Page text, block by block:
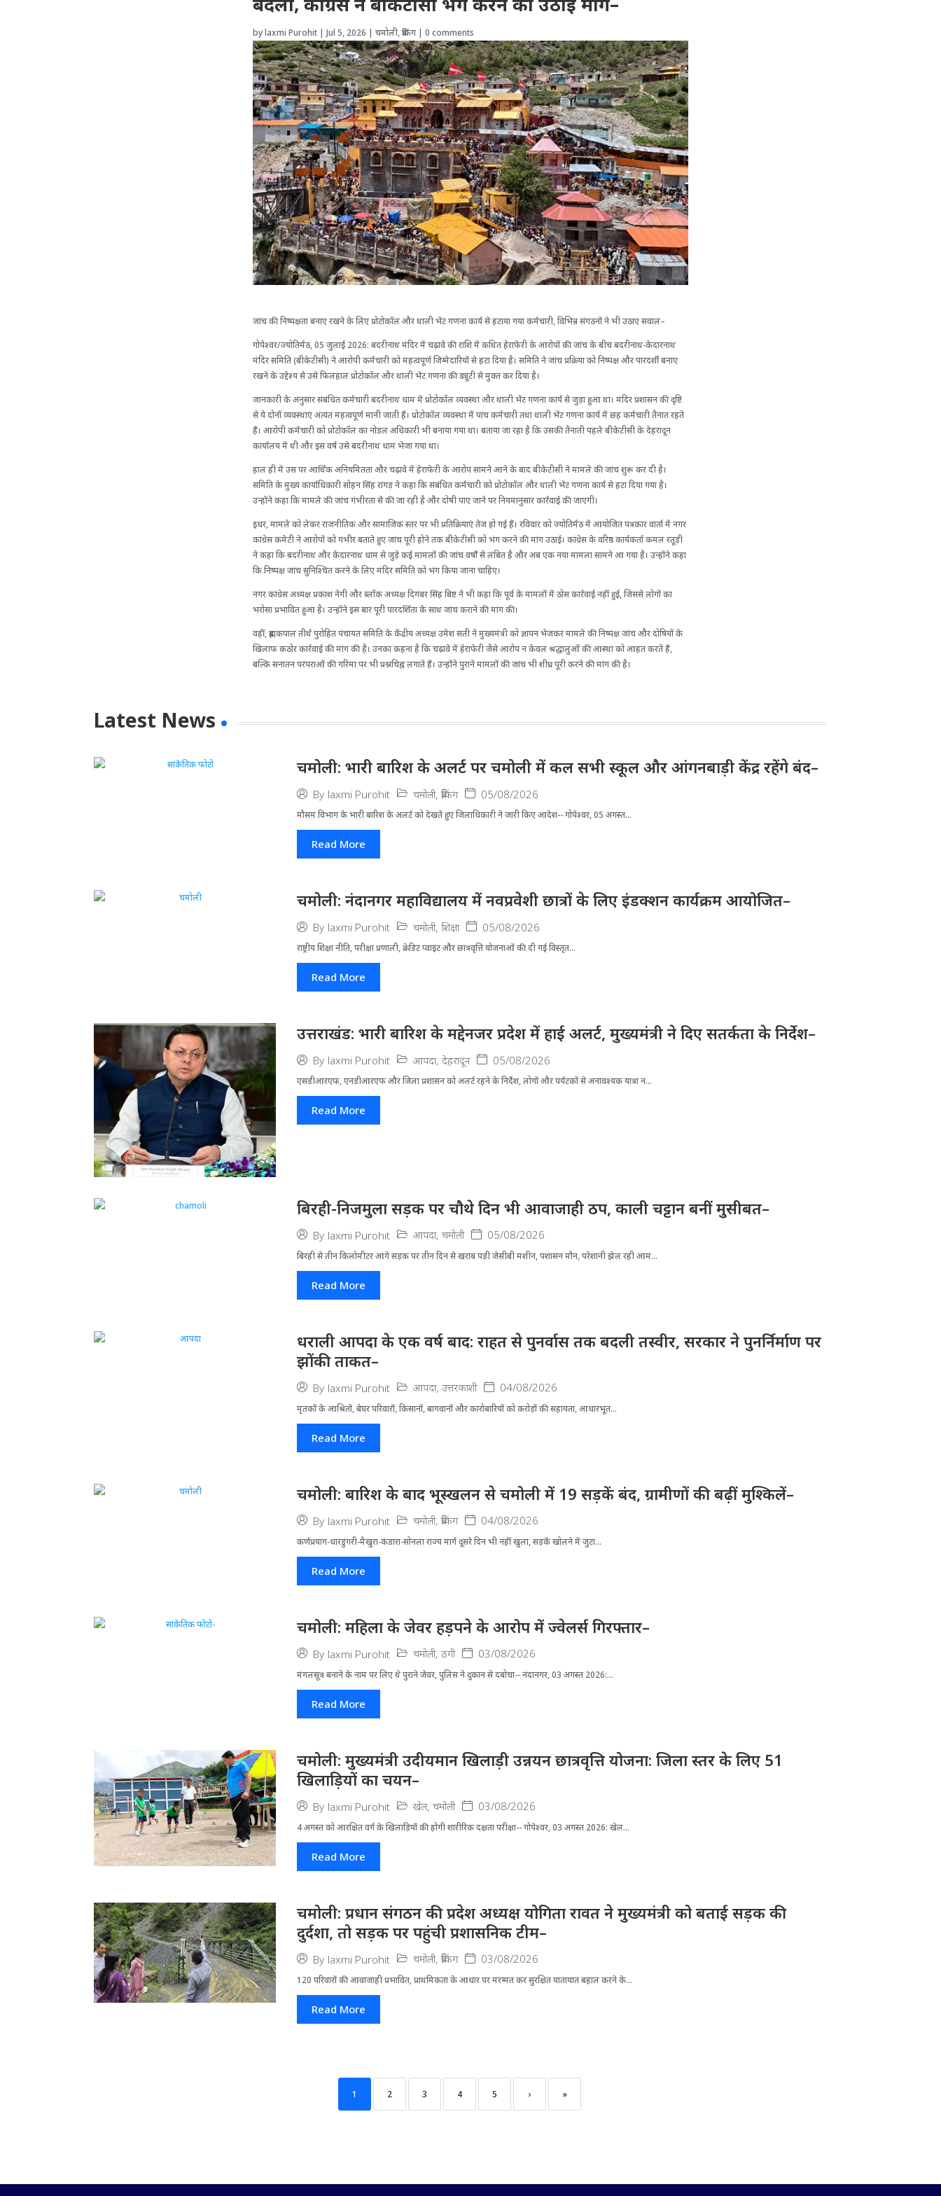
bylaxmi Purohit |Jul 5, 2026 |चमोली,ब्रेकिंग |0 comments
जांच की निष्पक्षता बनाए रखने के लिए प्रोटोकॉल और थाली भेंट गणना कार्य से हटाया गया कर्मचारी, विभिन्न संगठनों ने भी उठाए सवाल–
गोपेश्वर/ज्योतिर्मठ, 05 जुलाई 2026: बदरीनाथ मंदिर में चढ़ावे की राशि में कथित हेराफेरी के आरोपों की जांच के बीच बदरीनाथ-केदारनाथ
मंदिर समिति (बीकेटीसी) ने आरोपी कर्मचारी को महत्वपूर्ण जिम्मेदारियों से हटा दिया है। समिति ने जांच प्रक्रिया को निष्पक्ष और पारदर्शी बनाए
रखने के उद्देश्य से उसे फिलहाल प्रोटोकॉल और थाली भेंट गणना की ड्यूटी से मुक्त कर दिया है।
जानकारी के अनुसार संबंधित कर्मचारी बदरीनाथ धाम में प्रोटोकॉल व्यवस्था और थाली भेंट गणना कार्य से जुड़ा हुआ था। मंदिर प्रशासन की दृष्टि
से ये दोनों व्यवस्थाएं अत्यंत महत्वपूर्ण मानी जाती हैं। प्रोटोकॉल व्यवस्था में पांच कर्मचारी तथा थाली भेंट गणना कार्य में छह कर्मचारी तैनात रहते
हैं। आरोपी कर्मचारी को प्रोटोकॉल का नोडल अधिकारी भी बनाया गया था। बताया जा रहा है कि उसकी तैनाती पहले बीकेटीसी के देहरादून
कार्यालय में थी और इस वर्ष उसे बदरीनाथ धाम भेजा गया था।
हाल ही में उस पर आर्थिक अनियमितता और चढ़ावे में हेराफेरी के आरोप सामने आने के बाद बीकेटीसी ने मामले की जांच शुरू कर दी है।
समिति के मुख्य कार्याधिकारी सोहन सिंह रांगड़ ने कहा कि संबंधित कर्मचारी को प्रोटोकॉल और थाली भेंट गणना कार्य से हटा दिया गया है।
उन्होंने कहा कि मामले की जांच गंभीरता से की जा रही है और दोषी पाए जाने पर नियमानुसार कार्रवाई की जाएगी।
इधर, मामले को लेकर राजनीतिक और सामाजिक स्तर पर भी प्रतिक्रियाएं तेज हो गई हैं। रविवार को ज्योतिर्मठ में आयोजित पत्रकार वार्ता में नगर
कांग्रेस कमेटी ने आरोपों को गंभीर बताते हुए जांच पूरी होने तक बीकेटीसी को भंग करने की मांग उठाई। कांग्रेस के वरिष्ठ कार्यकर्ता कमल रतूड़ी
ने कहा कि बदरीनाथ और केदारनाथ धाम से जुड़े कई मामलों की जांच वर्षों से लंबित है और अब एक नया मामला सामने आ गया है। उन्होंने कहा
कि निष्पक्ष जांच सुनिश्चित करने के लिए मंदिर समिति को भंग किया जाना चाहिए।
नगर कांग्रेस अध्यक्ष प्रकाश नेगी और ब्लॉक अध्यक्ष दिगंबर सिंह बिष्ट ने भी कहा कि पूर्व के मामलों में ठोस कार्रवाई नहीं हुई, जिससे लोगों का
भरोसा प्रभावित हुआ है। उन्होंने इस बार पूरी पारदर्शिता के साथ जांच कराने की मांग की।
वहीं, ब्रह्मकपाल तीर्थ पुरोहित पंचायत समिति के केंद्रीय अध्यक्ष उमेश सती ने मुख्यमंत्री को ज्ञापन भेजकर मामले की निष्पक्ष जांच और दोषियों के
खिलाफ कठोर कार्रवाई की मांग की है। उनका कहना है कि चढ़ावे में हेराफेरी जैसे आरोप न केवल श्रद्धालुओं की आस्था को आहत करते हैं,
बल्कि सनातन परंपराओं की गरिमा पर भी प्रश्नचिह्न लगाते हैं। उन्होंने पुराने मामलों की जांच भी शीघ्र पूरी करने की मांग की है।
Latest News
चमोली: भारी बारिश के अलर्ट पर चमोली में कल सभी स्कूल और आंगनबाड़ी केंद्र रहेंगे बंद–
By laxmi Purohit चमोली, ब्रेकिंग 05/08/2026
मौसम विभाग के भारी बारिश के अलर्ट को देखते हुए जिला​धिकारी ने जारी किए आदेश-- गोपेश्वर, 05 अगस्त...
Read More
चमोली: नंदानगर महाविद्यालय में नवप्रवेशी छात्रों के लिए इंडक्शन कार्यक्रम आयोजित–
By laxmi Purohit चमोली, शिक्षा 05/08/2026
राष्ट्रीय शिक्षा नीति, परीक्षा प्रणाली, क्रेडिट प्वाइंट और छात्रवृत्ति योजनाओं की दी गई विस्तृत...
Read More
उत्तराखंड: भारी बारिश के मद्देनजर प्रदेश में हाई अलर्ट, मुख्यमंत्री ने दिए सतर्कता के निर्देश–
By laxmi Purohit आपदा, देहरादून 05/08/2026
एसडीआरएफ, एनडीआरएफ और जिला प्रशासन को अलर्ट रहने के निर्देश, लोगों और पर्यटकों से अनावश्यक यात्रा न...
Read More
बिरही-निजमुला सड़क पर चौथे दिन भी आवाजाही ठप, काली चट्टान बनीं मुसीबत–
By laxmi Purohit आपदा, चमोली 05/08/2026
बिरही से तीन किलोमीटर आगे सड़क पर तीन दिन से खराब पड़ी जेसीबी मशीन, पशासन मौन, परेशानी झेल रही आम...
Read More
धराली आपदा के एक वर्ष बाद: राहत से पुनर्वास तक बदली तस्वीर, सरकार ने पुनर्निर्माण पर
झोंकी ताकत–
By laxmi Purohit आपदा, उत्तरकाशी 04/08/2026
मृतकों के आश्रितों, बेघर परिवारों, किसानों, बागवानों और कारोबारियों को करोड़ों की सहायता, आधारभूत...
Read More
चमोली: बारिश के बाद भूस्खलन से चमोली में 19 सड़कें बंद, ग्रामीणों की बढ़ीं मुश्किलें–
By laxmi Purohit चमोली, ब्रेकिंग 04/08/2026
कर्णप्रयाग-धारडुंगरी-मैखुरा-कंडारा-सोनला राज्य मार्ग दूसरे दिन भी नहीं खुला, सड़कें खोलने में जुटा...
Read More
चमोली: महिला के जेवर हड़पने के आरोप में ज्वेलर्स गिरफ्तार–
By laxmi Purohit चमोली, ठगी 03/08/2026
मंगलसूत्र बनाने के नाम पर लिए थे पुराने जेवर, पुलिस ने दुकान से दबोचा-- नंदानगर, 03 अगस्त 2026:...
Read More
चमोली: मुख्यमंत्री उदीयमान खिलाड़ी उन्नयन छात्रवृत्ति योजना: जिला स्तर के लिए 51
खिलाड़ियों का चयन–
By laxmi Purohit खेल, चमोली 03/08/2026
4 अगस्त को आरक्षित वर्ग के खिलाड़ियों की होगी शारीरिक दक्षता परीक्षा-- गोपेश्वर, 03 अगस्त 2026: खेल...
Read More
चमोली: प्रधान संगठन की प्रदेश अध्यक्ष योगिता रावत ने मुख्यमंत्री को बताई सड़क की
दुर्दशा, तो सड़क पर पहुंची प्रशासनिक टीम–
By laxmi Purohit चमोली, ब्रेकिंग 03/08/2026
120 परिवारों की आवाजाही प्रभावित, प्राथमिकता के आधार पर मरम्मत कर सुरक्षित यातायात बहाल करने के...
Read More
1 2 3 4 5 › »